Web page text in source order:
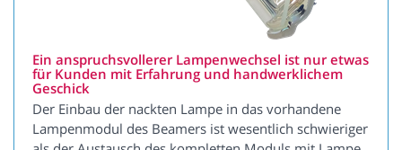
Ein anspruchsvollerer Lampenwechsel ist nur etwas
für Kunden mit Erfahrung und handwerklichem
Geschick
Der Einbau der nackten Lampe in das vorhandene
Lampenmodul des Beamers ist wesentlich schwieriger